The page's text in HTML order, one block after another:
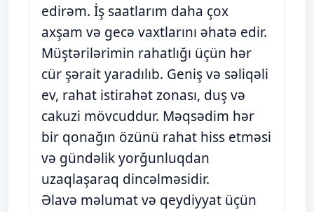
edirəm. İş saatlarım daha çox
axşam və gecə vaxtlarını əhatə edir.
Müştərilərimin rahatlığı üçün hər
cür şərait yaradılıb. Geniş və səliqəli
ev, rahat istirahət zonası, duş və
cakuzi mövcuddur. Məqsədim hər
bir qonağın özünü rahat hiss etməsi
və gündəlik yorğunluqdan
uzaqlaşaraq dincəlməsidir.
Əlavə məlumat və qeydiyyat üçün